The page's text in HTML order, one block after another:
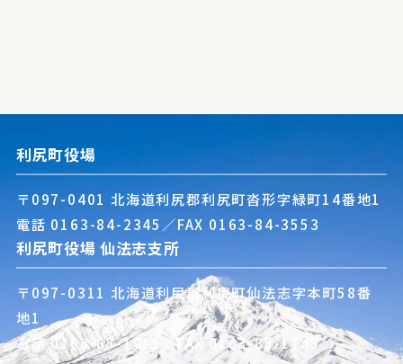
利尻町役場
〒097-0401 北海道利尻郡利尻町沓形字緑町14番地1
電話 0163-84-2345 ／FAX 0163-84-3553
利尻町役場 仙法志支所
〒097-0311 北海道利尻郡利尻町仙法志字本町58番
地1
電話0163-85-1011 ／FAX 0163-85-1745